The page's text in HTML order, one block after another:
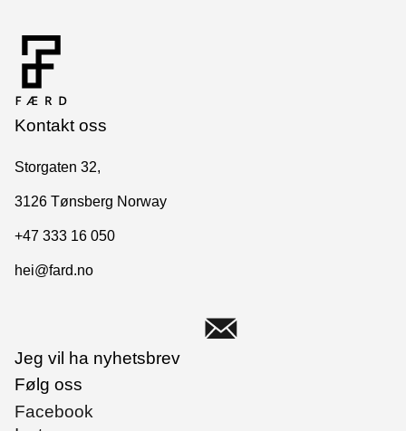
Kontakt oss
Storgaten 32,
3126 Tønsberg Norway
+47 333 16 050
hei@fard.no
Jeg vil ha nyhetsbrev
Følg oss
Facebook